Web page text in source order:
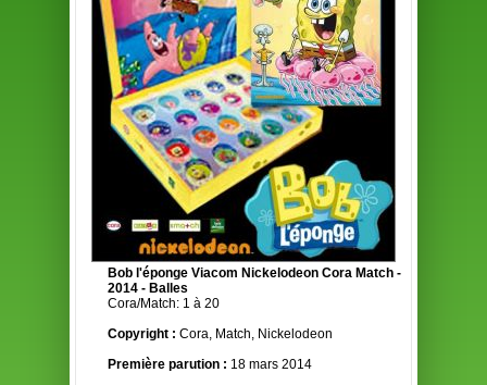
Bob l'éponge Viacom Nickelodeon Cora Match -
2014 - Balles
Cora/Match: 1 à 20
Copyright : Cora, Match, Nickelodeon
Première parution : 18 mars 2014